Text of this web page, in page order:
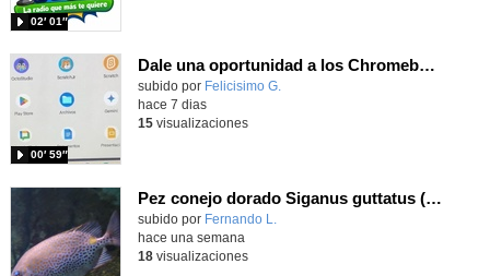
02′ 01″
Dale una oportunidad a los Chromebooks y utiliza un proyector para realizar talleres si no tienes pantallas táctiles
Contenido educativo.
subido por Felicisimo G.
00′ 59″
hace 7 dias
15visualizaciones
Pez conejo dorado Siganus guttatus (Bloch, 1786)
Contenido educativo.
subido por Fernando L.
hace una semana
18visualizaciones